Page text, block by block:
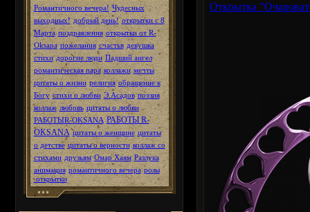
Романтичного вечера! Чудесных
выходных! добрый день! открытки с 8
Марта поздравления открытки от R-
Oksana пожелания счастья девушка
стихи дорогие люди Падший ангел
романтическая пара коллажи мечты
цитаты о жизни религия обращение к
Богу стихи о любви Э.Асадов поэзия
коллаж любовь цитаты о любви
РАБОТЫR-OKSANA РАБОТЫ R-
OKSANA цитаты о женщине цитаты
о детстве цитаты о верности коллаж со
стихами друзьям Омар Хаям Разлука
анимация романтичного вечера розы
.открытки
Открытка